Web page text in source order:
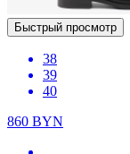
Быстрый просмотр
38
39
40
860 BYN